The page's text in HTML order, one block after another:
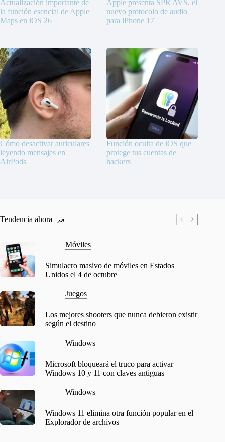
Actualización importante de
la función esencial de Apple
Maps en iOS 26
Apple presenta SPR AVS, el
nuevo protocolo de audio
para iPhone 17
Cómo desactivar auriculares
leyendo mensajes en
AirPods
Función oculta de iOS que
protege tus cuentas de
hackers
Tendencia ahora
Móviles
Simulacro masivo de móviles en Estados
Unidos el 4 de octubre
Juegos
Los mejores shooters que nunca debieron existir
según el destino
Windows
Microsoft bloqueará el truco para activar
Windows 10 y 11 con claves antiguas
Windows
Windows 11 elimina otra función popular en el
Explorador de archivos